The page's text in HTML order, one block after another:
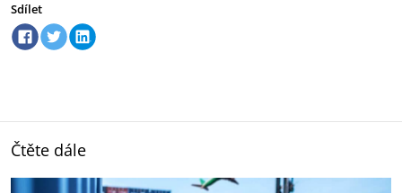
Sdílet
Čtěte dále